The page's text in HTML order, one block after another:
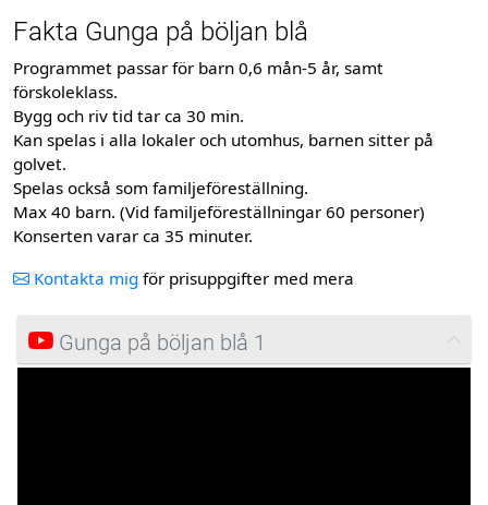
Fakta Gunga på böljan blå
Programmet passar för barn 0,6 mån-5 år, samt
förskoleklass.
Bygg och riv tid tar ca 30 min.
Kan spelas i alla lokaler och utomhus, barnen sitter på
golvet.
Spelas också som familjeföreställning.
Max 40 barn. (Vid familjeföreställningar 60 personer)
Konserten varar ca 35 minuter.
Kontakta mig för prisuppgifter med mera
Gunga på böljan blå 1